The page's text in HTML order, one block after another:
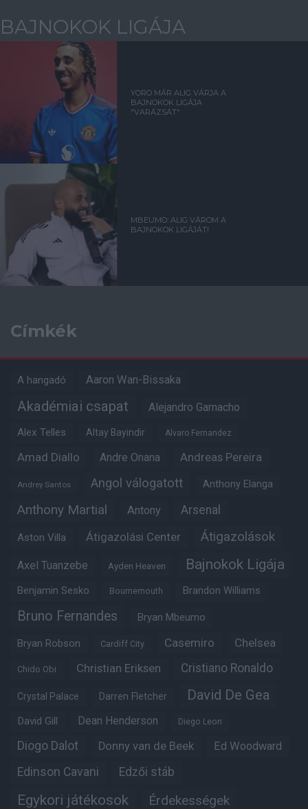
BAJNOKOK LIGÁJA
YORO MÁR ALIG VÁRJA A
BAJNOKOK LIGÁJA
"VARÁZSÁT"
MBEUMO: ALIG VÁROM A
BAJNOKOK LIGÁJÁT!
Címkék
A hangadó Aaron Wan-Bissaka
Akadémiai csapat Alejandro Garnacho
Alex Telles Altay Bayindir Alvaro Fernandez
Amad Diallo Andre Onana Andreas Pereira
Andrey Santos Angol válogatott Anthony Elanga
Anthony Martial Antony Arsenal
Aston Villa Átigazolási Center Átigazolások
Axel Tuanzebe Ayden Heaven Bajnokok Ligája
Benjamin Sesko Bournemouth Brandon Williams
Bruno Fernandes Bryan Mbeumo
Bryan Robson Cardiff City Casemiro Chelsea
Chido Obi Christian Eriksen Cristiano Ronaldo
Crystal Palace Darren Fletcher David De Gea
David Gill Dean Henderson Diego Leon
Diogo Dalot Donny van de Beek Ed Woodward
Edinson Cavani Edzői stáb
Egykori játékosok Érdekességek